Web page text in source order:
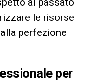
al passato
le risorse
perfezione
per